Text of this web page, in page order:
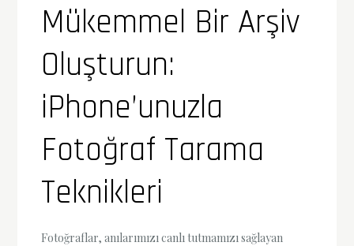
Mükemmel Bir Arşiv
Oluşturun:
iPhone’unuzla
Fotoğraf Tarama
Teknikleri
Fotoğraflar, anılarımızı canlı tutmamızı sağlayan